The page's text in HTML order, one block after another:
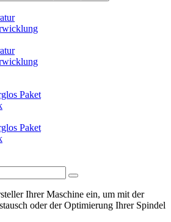
Paket
Paket
Ihrer Maschine ein, um mit der
oder der Optimierung Ihrer Spindel